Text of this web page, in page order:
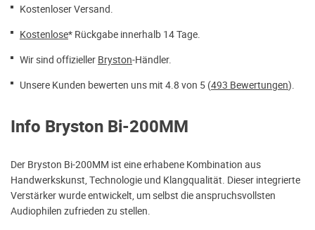
Kostenloser Versand.
Kostenlose* Rückgabe innerhalb 14 Tage.
Wir sind offizieller Bryston-Händler.
Unsere Kunden bewerten uns mit 4.8 von 5 (493 Bewertungen).
Info Bryston Bi-200MM
Der Bryston Bi-200MM ist eine erhabene Kombination aus
Handwerkskunst, Technologie und Klangqualität. Dieser integrierte
Verstärker wurde entwickelt, um selbst die anspruchsvollsten
Audiophilen zufrieden zu stellen.